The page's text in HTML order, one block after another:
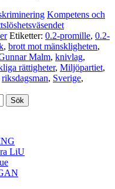
Kompetens och
Etiketter: 0.2-promille, 0.2-
, brott mot mänskligheten,
Malm, knivlag,
rättigheter, Miljöpartiet,
riksdagsman, Sverige,
LiU